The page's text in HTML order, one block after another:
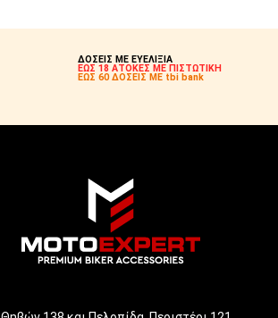
ΔΟΣΕΙΣ ΜΕ ΕΥΕΛΙΞΙΑ
ΕΩΣ 18 ΑΤΟΚΕΣ ΜΕ ΠΙΣΤΩΤΙΚΗ
ΕΩΣ 60 ΔΟΣΕΙΣ ΜΕ tbi bank